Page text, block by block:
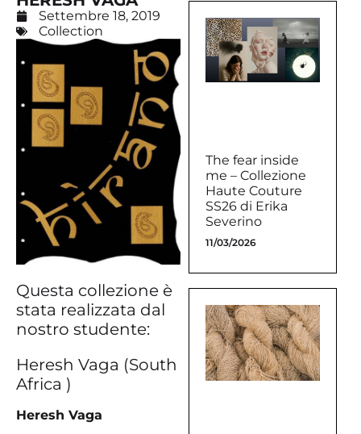
Settembre 18, 2019
Collection
Questa collezione è
stata realizzata dal
nostro studente:
Heresh Vaga (South
Africa )
Heresh Vaga
The fear inside
me – Collezione
Haute Couture
SS26 di Erika
Severino
11/03/2026